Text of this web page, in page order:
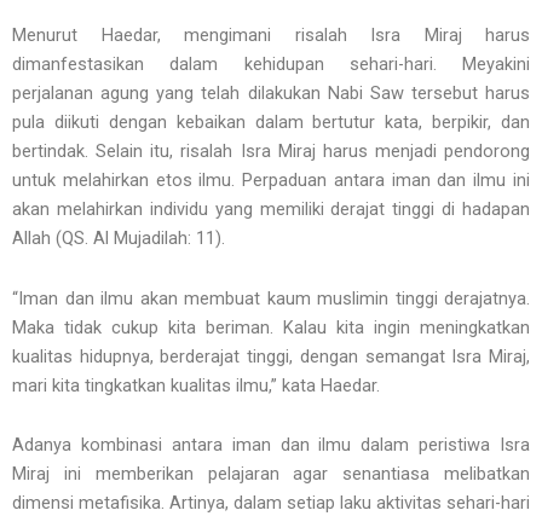
Menurut Haedar, mengimani risalah Isra Miraj harus
dimanfestasikan dalam kehidupan sehari-hari. Meyakini
perjalanan agung yang telah dilakukan Nabi Saw tersebut harus
pula diikuti dengan kebaikan dalam bertutur kata, berpikir, dan
bertindak. Selain itu, risalah Isra Miraj harus menjadi pendorong
untuk melahirkan etos ilmu. Perpaduan antara iman dan ilmu ini
akan melahirkan individu yang memiliki derajat tinggi di hadapan
Allah (QS. Al Mujadilah: 11).
“Iman dan ilmu akan membuat kaum muslimin tinggi derajatnya.
Maka tidak cukup kita beriman. Kalau kita ingin meningkatkan
kualitas hidupnya, berderajat tinggi, dengan semangat Isra Miraj,
mari kita tingkatkan kualitas ilmu,” kata Haedar.
Adanya kombinasi antara iman dan ilmu dalam peristiwa Isra
Miraj ini memberikan pelajaran agar senantiasa melibatkan
dimensi metafisika. Artinya, dalam setiap laku aktivitas sehari-hari